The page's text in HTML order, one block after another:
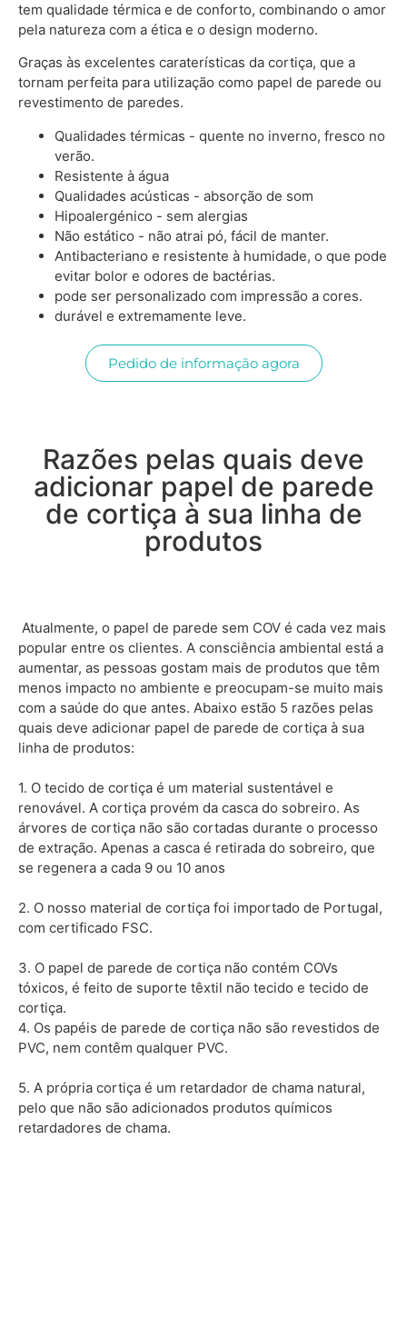
tem qualidade térmica e de conforto, combinando o amor
pela natureza com a ética e o design moderno.
Graças às excelentes caraterísticas da cortiça, que a
tornam perfeita para utilização como papel de parede ou
revestimento de paredes.
Qualidades térmicas - quente no inverno, fresco no
verão.
Resistente à água
Qualidades acústicas - absorção de som
Hipoalergénico - sem alergias
Não estático - não atrai pó, fácil de manter.
Antibacteriano e resistente à humidade, o que pode
evitar bolor e odores de bactérias.
pode ser personalizado com impressão a cores.
durável e extremamente leve.
Pedido de informação agora
Razões pelas quais deve
adicionar papel de parede
de cortiça à sua linha de
produtos
Atualmente, o papel de parede sem COV é cada vez mais
popular entre os clientes. A consciência ambiental está a
aumentar, as pessoas gostam mais de produtos que têm
menos impacto no ambiente e preocupam-se muito mais
com a saúde do que antes. Abaixo estão 5 razões pelas
quais deve adicionar papel de parede de cortiça à sua
linha de produtos:
1. O tecido de cortiça é um material sustentável e
renovável. A cortiça provém da casca do sobreiro. As
árvores de cortiça não são cortadas durante o processo
de extração. Apenas a casca é retirada do sobreiro, que
se regenera a cada 9 ou 10 anos
2. O nosso material de cortiça foi importado de Portugal,
com certificado FSC.
3. O papel de parede de cortiça não contém COVs
tóxicos, é feito de suporte têxtil não tecido e tecido de
cortiça.
4. Os papéis de parede de cortiça não são revestidos de
PVC, nem contêm qualquer PVC.
5. A própria cortiça é um retardador de chama natural,
pelo que não são adicionados produtos químicos
retardadores de chama.